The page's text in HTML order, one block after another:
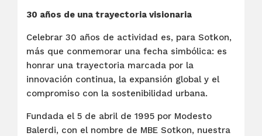
30 años de una trayectoria visionaria
Celebrar 30 años de actividad es, para Sotkon,
más que conmemorar una fecha simbólica: es
honrar una trayectoria marcada por la
innovación continua, la expansión global y el
compromiso con la sostenibilidad urbana.
Fundada el 5 de abril de 1995 por Modesto
Balerdi, con el nombre de MBE Sotkon, nuestra